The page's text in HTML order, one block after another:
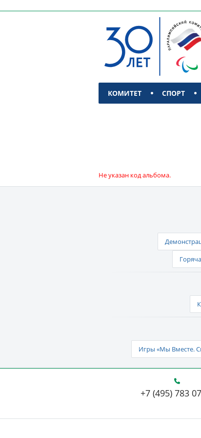
КОМИТЕТ СПОРТ
Не указан код альбома.
Игры «Мы Вместе.
+7 (495) 783